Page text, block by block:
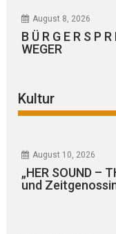
August 8, 2026
B Ü R G E R S P
WEGER
Kultur
August 10, 2026
„HER SOUND –
und